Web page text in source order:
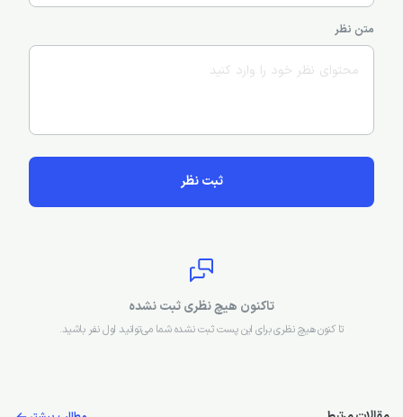
متن نظر
ثبت نظر
تاکنون هیچ نظری ثبت نشده
تا کنون هیچ نظری برای این پست ثبت نشده شما می‌توانید اول نفر باشید.